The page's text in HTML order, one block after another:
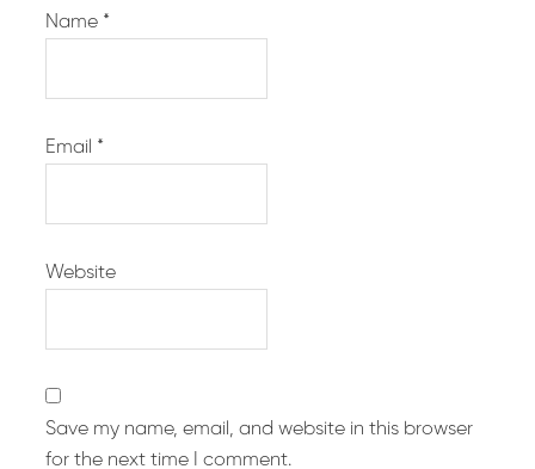
Name *
Email *
Website
Save my name, email, and website in this browser
for the next time I comment.